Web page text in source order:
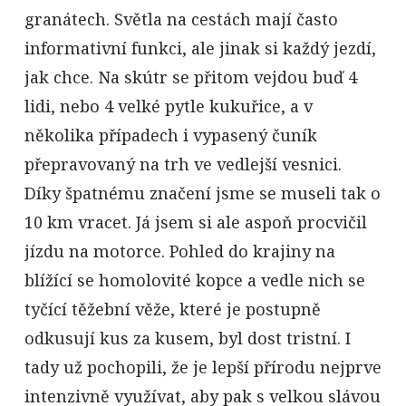
granátech. Světla na cestách mají často
informativní funkci, ale jinak si každý jezdí,
jak chce. Na skútr se přitom vejdou buď 4
lidi, nebo 4 velké pytle kukuřice, a v
několika případech i vypasený čuník
přepravovaný na trh ve vedlejší vesnici.
Díky špatnému značení jsme se museli tak o
10 km vracet. Já jsem si ale aspoň procvičil
jízdu na motorce. Pohled do krajiny na
blížící se homolovité kopce a vedle nich se
tyčící těžební věže, které je postupně
odkusují kus za kusem, byl dost tristní. I
tady už pochopili, že je lepší přírodu nejprve
intenzivně využívat, aby pak s velkou slávou